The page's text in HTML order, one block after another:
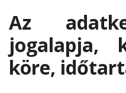
Az
jogalapja,
köre,